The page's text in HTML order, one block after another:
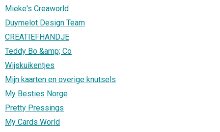
Mieke's Creaworld
Duymelot Design Team
CREATIEFHANDJE
Teddy Bo &amp; Co
Wijskuikentjes
Mijn kaarten en overige knutsels
My Besties Norge
Pretty Pressings
My Cards World